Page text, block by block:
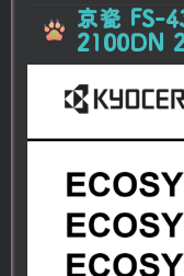
京瓷 FS-
2100DN